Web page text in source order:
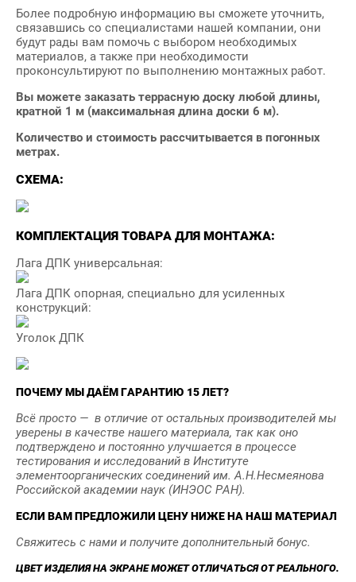
Более подробную информацию вы сможете уточнить,
связавшись со специалистами нашей компании, они
будут рады вам помочь с выбором необходимых
материалов, а также при необходимости
проконсультируют по выполнению монтажных работ.
Вы можете заказать террасную доску любой длины,
кратной 1 м (максимальная длина доски 6 м).
Количество и стоимость рассчитывается в погонных
метрах.
СХЕМА:
КОМПЛЕКТАЦИЯ ТОВАРА ДЛЯ МОНТАЖА:
Лага ДПК универсальная:
Лага ДПК опорная, специально для усиленных
конструкций:
Уголок ДПК
ПОЧЕМУ МЫ ДАЁМ ГАРАНТИЮ 15 ЛЕТ?
Всё просто — в отличие от остальных производителей мы
уверены в качестве нашего материала, так как оно
подтверждено и постоянно улучшается в процессе
тестирования и исследований в Институте
элементоорганических соединений им. А.Н.Несмеянова
Российской академии наук (ИНЭОС РАН).
ЕСЛИ ВАМ ПРЕДЛОЖИЛИ ЦЕНУ НИЖЕ НА НАШ МАТЕРИАЛ
Свяжитесь с нами и получите дополнительный бонус.
ЦВЕТ ИЗДЕЛИЯ НА ЭКРАНЕ МОЖЕТ ОТЛИЧАТЬСЯ ОТ РЕАЛЬНОГО.